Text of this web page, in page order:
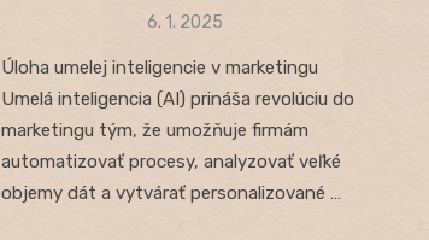
Posted
6. 1. 2025
Úloha umelej inteligencie v marketingu
Umelá inteligencia (AI) prináša revolúciu do
marketingu tým, že umožňuje firmám
automatizovať procesy, analyzovať veľké
objemy dát a vytvárať personalizované …